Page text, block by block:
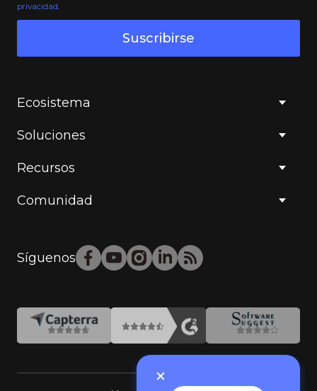
privacidad
Suscribirse
Ecosistema
Soluciones
Recursos
Comunidad
Síguenos